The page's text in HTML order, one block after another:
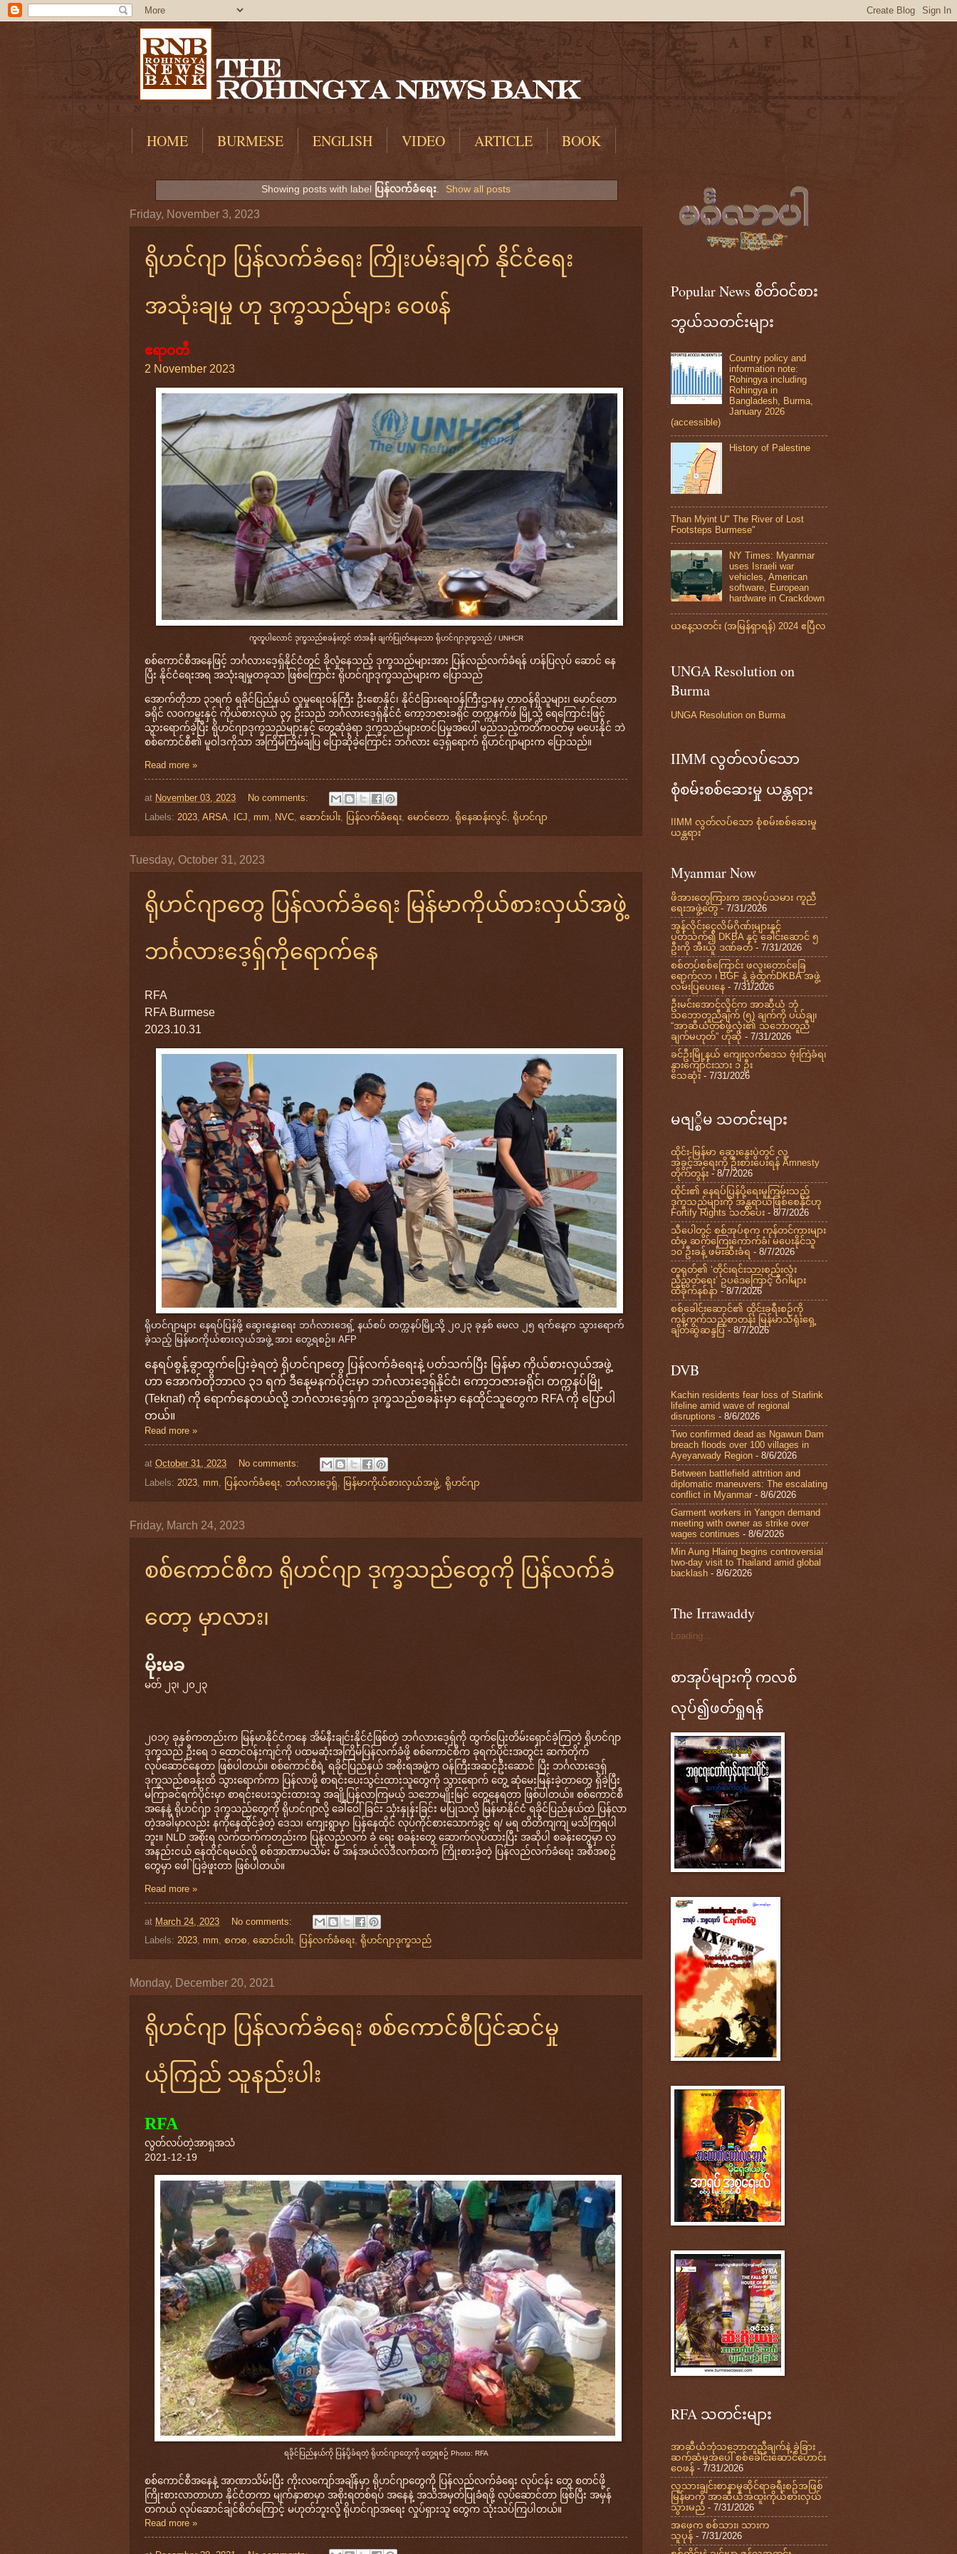
HOME BURMESE ENGLISH VIDEO ARTICLE BOOK
Showing posts with label ပြန်လက်ခံရေး. Show all posts
Friday, November 3, 2023
ရိုဟင်ဂျာ ပြန်လက်ခံရေး ကြိုးပမ်းချက် နိုင်ငံရေး
အသုံးချမှု ဟု ဒုက္ခသည်များ ဝေဖန်
ဧရာဝတီ
2 November 2023
ကူတူပါလောင် ဒုက္ခသည်စခန်းတွင် တဲအနီး ချက်ပြုတ်နေသော ရိုဟင်ဂျာဒုက္ခသည် / UNHCR
စစ်ကောင်စီအနေဖြင့် ဘင်္ဂလားဒေ့ရှ်နိုင်ငံတွင် ခိုလှုံနေသည့် ဒုက္ခသည်များအား ပြန်လည်လက်ခံရန် ဟန်ပြလုပ် ဆောင် နေ
ပြီး နိုင်ငံရေးအရ အသုံးချမှုတခုသာ ဖြစ်ကြောင်း ရိုဟင်ဂျာဒုက္ခသည်များက ပြောသည်
အောက်တိုဘာ ၃၁ရက် ရခိုင်ပြည်နယ် လူမှုရေးဝန်ကြီး ဦးစောနိုင်၊ နိုင်ငံခြားရေးဝန်ကြီးဌာနမှ တာဝန်ရှိသူများ၊ မောင်တော
ခရိုင် လဝကမှူးနှင့် ကိုယ်စားလှယ် ၃၄ ဦးသည် ဘင်္ဂလားဒေ့ရှ်နိုင်ငံ ကော့ဘဇားခရိုင် တက္ကနက်ဖ် မြို့သို့ ရေကြောင်းဖြင့်
သွားရောက်ခဲ့ပြီး ရိုဟင်ဂျာဒုက္ခသည်များနှင့် တွေ့ဆုံခဲ့ရာ ဒုက္ခသည်များတင်ပြမှုအပေါ် မည်သည့်ကတိကဝတ်မှ မပေးနိုင် ဘဲ
စစ်ကောင်စီ၏ မူဝါဒကိုသာ အကြိမ်ကြိမ်ချပြ ပြောဆိုခဲ့ကြောင်း ဘင်္ဂလား ဒေ့ရှ်ရောက် ရိုဟင်ဂျာများက ပြောသည်။
Read more »
at November 03, 2023
No comments:
Labels: 2023 ARSA ICJ mm NVC ‌ဆောင်းပါး ပြန်လက်ခံရေး မောင်တော ရိုနေဆန်းလွင် ရိုဟင်ဂျာ
Tuesday, October 31, 2023
ရိုဟင်ဂျာတွေ ပြန်လက်ခံရေး မြန်မာကိုယ်စားလှယ်အဖွဲ့
ဘင်္ဂလားဒေ့ရှ်ကိုရောက်နေ
RFA
RFA Burmese
2023.10.31
ရိုဟင်ဂျာများ နေရပ်ပြန်ဖို့ ဆွေးနွေးရေး ဘင်္ဂလားဒေရှ့် နယ်စပ် တက္ကနပ်မြို့သို့ ၂၀၂၃ ခုနှစ် မေလ ၂၅ ရက်နေ့က သွားရောက်
ခဲ့သည့် မြန်မာကိုယ်စားလှယ်အဖွဲ့ အား တွေ့ရစဉ်။ AFP
နေရပ်စွန့်ခွာထွက်ပြေးခဲ့ရတဲ့ ရိုဟင်ဂျာတွေ ပြန်လက်ခံရေးနဲ့ ပတ်သက်ပြီး မြန်မာ ကိုယ်စားလှယ်အဖွဲ့
ဟာ အောက်တိုဘာလ ၃၁ ရက် ဒီနေ့မနက်ပိုင်းမှာ ဘင်္ဂလားဒေ့ရှ်နိုင်ငံ၊ ကော့ဘဇားခရိုင်၊ တက္ကနပ်မြို့
(Teknaf) ကို ရောက်နေတယ်လို့ ဘင်္ဂလားဒေ့ရှ်က ဒုက္ခသည်စခန်းမှာ နေထိုင်သူတွေက RFA ကို ပြောပါ
တယ်။
Read more »
at October 31, 2023
No comments:
Labels: 2023 mm ပြန်လက်ခံရေး ဘင်္ဂလားဒေ့ရှ် မြန်မာကိုယ်စားလှယ်အဖွဲ့ ရိုဟင်ဂျာ
Friday, March 24, 2023
စစ်ကောင်စီက ရိုဟင်ဂျာ ဒုက္ခသည်တွေကို ပြန်လက်ခံ
တော့ မှာလား၊
မိုးမခ
မတ် ၂၃၊ ၂၀၂၃
၂၀၁၇ ခုနှစ်ကတည်းက မြန်မာနိုင်ငံကနေ အိမ်နီးချင်းနိုင်ငံဖြစ်တဲ့ ဘင်္ဂလားဒေ့ရှ်ကို ထွက်ပြေးတိမ်းရှောင်ခဲ့ကြတဲ့ ရိုဟင်ဂျာ
ဒုက္ခသည် ဦးရေ ၁ ထောင်ဝန်းကျင်ကို ပထမဆုံးအကြိမ်ပြန်လက်ခံဖို့ စစ်ကောင်စီက ခုရက်ပိုင်းအတွင်း ဆက်တိုက်
လုပ်ဆောင်နေတာ ဖြစ်ပါတယ်။ စစ်ကောင်စီရဲ့ ရခိုင်ပြည်နယ် အစိုးရအဖွဲ့က ဝန်ကြီးအဆင့်ဦးဆောင် ပြီး ဘင်္ဂလားဒေ့ရှ်
ဒုက္ခသည်စခန်းထိ သွားရောက်ကာ ပြန်လာဖို့ စာရင်းပေးသွင်းထားသူတွေကို သွားရောက် တွေ့ ဆုံမေးမြန်းခဲ့တာတွေ ရှိခဲ့ပြီး
မကြာခင်ရက်ပိုင်းမှာ စာရင်းပေးသွင်းထားသူ အချို့ပြန်လာကြမယ့် သဘောမျိုးမြင် တွေ့နေရတာ ဖြစ်ပါတယ်။ စစ်ကောင်စီ
အနေနဲ့ ရိုဟင်ဂျာ ဒုက္ခသည်တွေကို ရိုဟင်ဂျာလို့ ခေါ်ဝေါ်ခြင်း သုံးနှုန်းခြင်း မပြုသလို မြန်မာနိုင်ငံ ရခိုင်ပြည်နယ်ထဲ ပြန်လာ
တဲ့အခါမှာလည်း နကိုနေထိုင်ခဲ့တဲ့ ဒေသ၊ ကျေးရွာမှာ ပြန်နေထိုင် လုပ်ကိုင်စားသောက်ခွင့် ရ/ မရ တိတိကျကျ မသိကြရပါ
ဘူး။ NLD အစိုးရ လက်ထက်ကတည်းက ပြန်လည်လက် ခံ ရေး စခန်းတွေ ဆောက်လုပ်ထားပြီး အဆိုပါ စခန်းတွေမှာ လ
အနည်းငယ် နေထိုင်ရမယ်လို့ စစ်အာဏာမသိမ်း မီ အန်အယ်လ်ဒီလက်ထက် ကြိုးစားခဲ့တဲ့ ပြန်လည်လက်ခံရေး အစီအစဥ်
တွေမှာ ဖေါ်ပြခဲ့ဖူးတာ ဖြစ်ပါတယ်။
Read more »
at March 24, 2023
No comments:
Labels: 2023, mm, စကစ, ဆောင်းပါး, ပြန်လက်ခံရေး, ရိုဟင်ဂျာဒုက္ခသည်
Monday, December 20, 2021
ရိုဟင်ဂျာ ပြန်လက်ခံရေး စစ်ကောင်စီပြင်ဆင်မှု
ယုံကြည် သူနည်းပါး
RFA
လွတ်လပ်တဲ့အာရှအသံ
2021-12-19
ရခိုင်ပြည်နယ်ကို ပြန်ပို့ခံရတဲ့ ရိုဟင်ဂျာတွေကို တွေ့ရစဉ် Photo: RFA
စစ်ကောင်စီအနေနဲ့ အာဏာသိမ်းပြီး ကိုးလကျော်အချိန်မှာ ရိုဟင်ဂျာတွေကို ပြန်လည်လက်ခံရေး လုပ်ငန်း တွေ စတင်ဖို့
ကြိုးစားလာတာဟာ နိုင်ငံတကာ မျက်နှာစာမှာ အစိုးရတစ်ရပ် အနေနဲ့ အသိအမှတ်ပြုခံရဖို့ လုပ်ဆောင်တာ ဖြစ်ပြီး အမှန်
တကယ် လုပ်ဆောင်ချင်စိတ်ကြောင့် မဟုတ်ဘူးလို့ ရိုဟင်ဂျာအရေး လှုပ်ရှားသူ တွေက သုံးသပ်ကြပါတယ်။
Read more »
Popular News စိတ်ဝင်စား
ဘွယ်သတင်းများ
Country policy and
information note:
Rohingya including
Rohingya in
Bangladesh, Burma,
January 2026
(accessible)
History of Palestine
Than Myint U" The River of Lost
Footsteps Burmese"
NY Times: Myanmar
uses Israeli war
vehicles, American
software, European
hardware in Crackdown
ယနေ့သတင်း (အမြန်ရှာရန်) 2024 ဧပြီလ
UNGA Resolution on
Burma
UNGA Resolution on Burma
IIMM လွတ်လပ်သော
စုံစမ်းစစ်ဆေးမှု ယန္တရား
IIMM လွတ်လပ်သော စုံစမ်းစစ်ဆေးမှု
ယန္တရား
Myanmar Now
ဖိအားတွေကြားက အလုပ်သမား ကူညီ
ရေးအဖွဲ့တွေ- 7/31/2026
အွန်လိုင်းငွေလိမ်ဂိုဏ်းများနှင့်
ပတ်သက်၍ DKBA နှင့် ခေါင်းဆောင် ၅
ဦးကို အီးယူ ဒဏ်ခတ် - 7/31/2026
စစ်တပ်စစ်ကြောင်း ဖလူးတောင်ခြေ
ရောက်လာ ၊ BGF နဲ့ ခွဲထွက်DKBA အဖွဲ့
လမ်းပြပေးနေ - 7/31/2026
ဦးမင်းအောင်လှိုင်က အာဆီယံ ဘုံ
သဘောတူညီချက် (၅) ချက်ကို ပယ်ချ၊
“အာဆီယံတစ်ဖွဲ့လုံး၏ သဘောတူညီ
ချက်မဟုတ်” ဟုဆို - 7/31/2026
ခင်ဦးမြို့နယ် ကျေးလက်ဒေသ ဗုံးကြဲခံရ၊
နွားကျောင်းသား ၁ ဦး
သေဆုံး- 7/31/2026
မဇျ္စိမ သတင်းများ
⁨ထိုင်း-မြန်မာ ဆွေးနွေးပွဲတွင် လူ့
အခွင့်အရေးကို ဦးစားပေးရန် Amnesty
တိုက်တွန်း - 8/7/2026
ထိုင်း၏ နေရပ်ပြန်ပို့ရေးမူကြမ်းသည်
ဒုက္ခသည်များကို အန္တရာယ်ဖြစ်စေနိုင်ဟု
Fortify Rights သတိပေး - 8/7/2026
သီပေါတွင် စစ်အုပ်စုက ကုန်တင်ကားများ
ထံမှ ဆက်ကြေးကောက်ခံ၊ မပေးနိုင်သူ
၁၀ ဦးခန့် ဖမ်းဆီးခံရ - 8/7/2026
တရုတ်၏ ‘တိုင်းရင်းသားစည်းလုံး
ညီညွတ်ရေး’ ဥပဒေကြောင့် ဝီဂါများ
ထိခိုက်နစ်နာ - 8/7/2026
စစ်ခေါင်းဆောင်၏ ထိုင်းခရီးစဉ်ကို
ကန့်ကွက်သည့်စာတန်း မြန်မာသံရုံးရှေ့
ချိတ်ဆွဲဆန္ဒပြ- 8/7/2026
DVB
Kachin residents fear loss of Starlink
lifeline amid wave of regional
disruptions - 8/6/2026
Two confirmed dead as Ngawun Dam
breach floods over 100 villages in
Ayeyarwady Region - 8/6/2026
Between battlefield attrition and
diplomatic maneuvers: The escalating
conflict in Myanmar - 8/6/2026
Garment workers in Yangon demand
meeting with owner as strike over
wages continues - 8/6/2026
Min Aung Hlaing begins controversial
two-day visit to Thailand amid global
backlash - 8/6/2026
The Irrawaddy
Loading...
စာအုပ်များကို ကလစ်
လုပ်၍ဖတ်ရှုရန်
RFA သတင်းများ
အာဆီယံဘုံသဘောတူညီချက်နဲ့ ခွဲခြား
ဆက်ဆံမှုအပေါ် စစ်ခေါင်းဆောင်ဟောင်း
ဝေဖန် - 7/31/2026
လူသားချင်းစာနာမှုဆိုင်ရာခရီးစဥ်အဖြစ်
မြန်မာကို အာဆီယံအထူးကိုယ်စားလှယ်
သွားမည် - 7/31/2026
အဖေက စစ်သား၊ သားက
သူပုန် - 7/31/2026